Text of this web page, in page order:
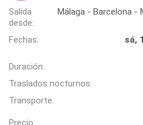
Salida
desde:
Málaga - Barcelona -
Fechas:
sá,
Duración:
Traslados nocturnos:
Transporte:
Precio: